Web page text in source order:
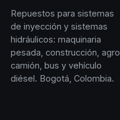
Repuestos para sistemas
de inyección y sistemas
hidráulicos: maquinaria
pesada, construcción, agro,
camión, bus y vehículo
diésel. Bogotá, Colombia.